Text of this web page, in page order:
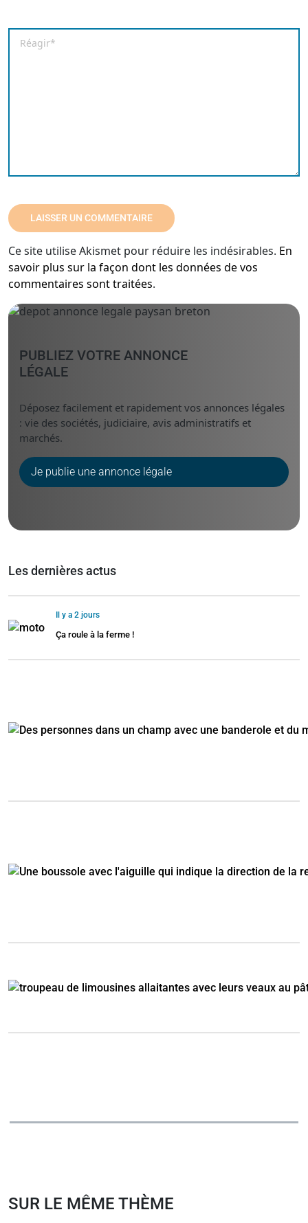
Ce site utilise Akismet pour réduire les indésirables. En
savoir plus sur la façon dont les données de vos
commentaires sont traitées.
PUBLIEZ VOTRE ANNONCE
LÉGALE
Déposez facilement et rapidement vos annonces légales
: vie des sociétés, judiciaire, avis administratifs et
marchés.
Je publie une annonce légale
Les dernières actus
Il y a 2 jours
Ça roule à la ferme !
SUR LE MÊME THÈME